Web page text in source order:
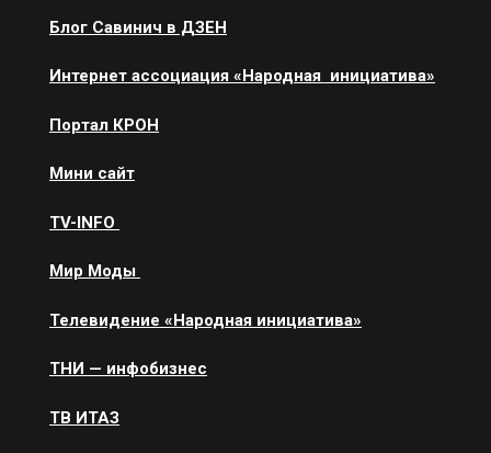
Блог Савинич в ДЗЕН
Интернет ассоциация «Народная инициатива»
Портал КРОН
Мини сайт
ТV-INFO
Мир Моды
Телевидение «Народная инициатива»
ТНИ — инфобизнес
ТВ ИТАЗ